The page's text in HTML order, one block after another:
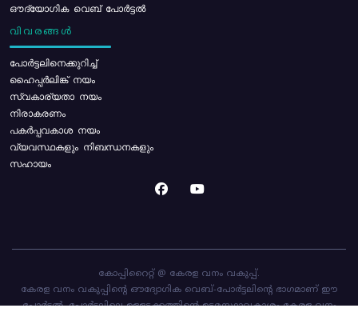
ഔദ്യോഗിക വെബ് പോർട്ടൽ
വിവരങ്ങൾ
പോര്‍ട്ടലിനെക്കുറിച്ച്
ഹൈപ്പർലിങ്ക് നയം
സ്വകാര്യതാ നയം
നിരാകരണം
പകർപ്പവകാശ നയം
വ്യവസ്ഥകളും നിബന്ധനകളും
സഹായം
കോപ്പിറൈറ്റ് @ കേരള വനം വകുപ്പ്.
കേരള വനം വകുപ്പിന്റെ ഔദ്യോഗിക വെബ്-പോർട്ടലിന്റെ ഭാഗമാണ് ഈ
പോർട്ടൽ. പോർട്ടലിലെ ഉള്ളടക്കത്തിന്റെ ഉടമസ്ഥാവകാശം കേരള വനം